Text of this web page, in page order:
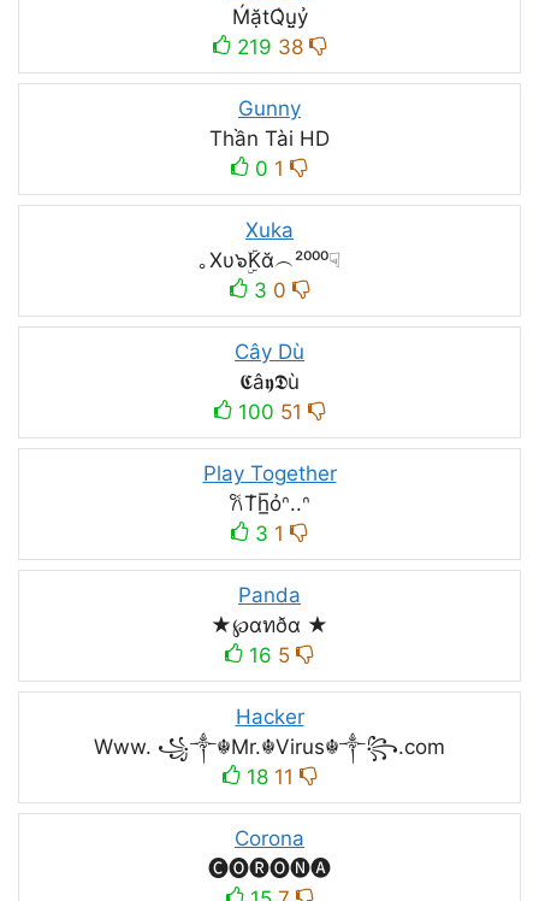
ḾặtQ͛ṳ̮ỷ
219 38
Gunny
Thần Tài HD
0 1
Xuka
｡Xυ๖ۣۜKᾰ︵²⁰⁰⁰☟
3 0
Cây Dù
𝕮â𝖞𝕯ù
100 51
Play Together
𐙚T͛h̲̅ỏᐢ..ᐢ
3 1
Panda
★℘αทðα ★
16 5
Hacker
Www. ꧁༒☬Mr.☬Virus☬༒꧂.com
18 11
Corona
🅒🅞🅡🅞🅝🅐